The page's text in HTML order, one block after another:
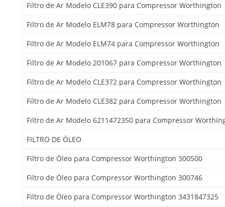
Filtro de Ar Modelo CLE390 para Compressor Worthington
Filtro de Ar Modelo ELM78 para Compressor Worthington
Filtro de Ar Modelo ELM74 para Compressor Worthington
Filtro de Ar Modelo 201067 para Compressor Worthington
Filtro de Ar Modelo CLE372 para Compressor Worthington
Filtro de Ar Modelo CLE382 para Compressor Worthington
Filtro de Ar Modelo 6211472350 para Compressor
FILTRO DE ÓLEO
Filtro de Óleo para Compressor Worthington 300500
Filtro de Óleo para Compressor Worthington 300746
Filtro de Óleo para Compressor Worthington 3431847325